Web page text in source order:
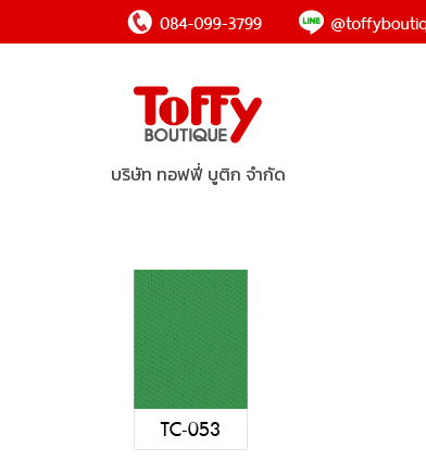
บริษัท ทอฟฟี่ บูติก จำกัด